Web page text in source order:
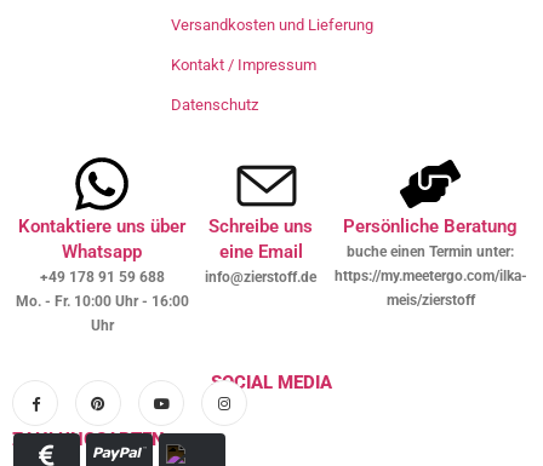
Versandkosten und Lieferung
Kontakt / Impressum
Datenschutz
Kontaktiere uns über
Whatsapp
+49 178 91 59 688
Mo. - Fr. 10:00 Uhr - 16:00
Uhr
Schreibe uns
eine Email
info@zierstoff.de
Persönliche Beratung
buche einen Termin unter:
https://my.meetergo.com/ilka-
meis/zierstoff
SOCIAL MEDIA
ZAHLUNGSARTEN